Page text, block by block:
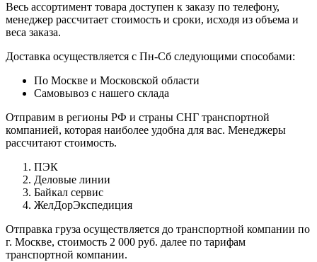
Весь ассортимент товара доступен к заказу по телефону,
менеджер рассчитает стоимость и сроки, исходя из объема и
веса заказа.
Доставка осуществляется с Пн-Сб следующими способами:
По Москве и Московской области
Самовывоз с нашего склада
Отправим в регионы РФ и страны СНГ транспортной
компанией, которая наиболее удобна для вас. Менеджеры
рассчитают стоимость.
ПЭК
Деловые линии
Байкал сервис
ЖелДорЭкспедиция
Отправка груза осуществляется до транспортной компании по
г. Москве, стоимость 2 000 руб. далее по тарифам
транспортной компании.